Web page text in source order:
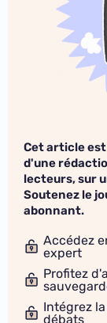
Cet article
d'une
lecteurs, sur
Soutenez le
abonnant.
Accédez
expert
Profitez
Intégrez
débats